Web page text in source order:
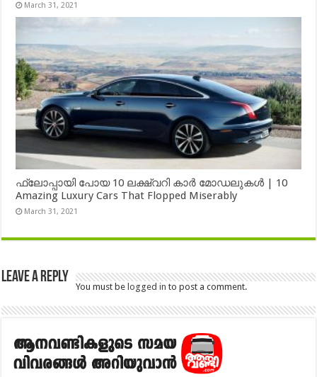
March 31, 2021
ഫ്ലോപ്പായി പോയ 10 ലക്ഷ്വറി കാർ മോഡലുകൾ | 10
Amazing Luxury Cars That Flopped Miserably
March 31, 2021
Leave a Reply
You must be logged in to post a comment.